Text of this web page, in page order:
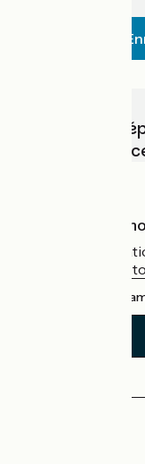
Choisissez,
vélo avec
Qui sommes-
L'association
guide officiel du